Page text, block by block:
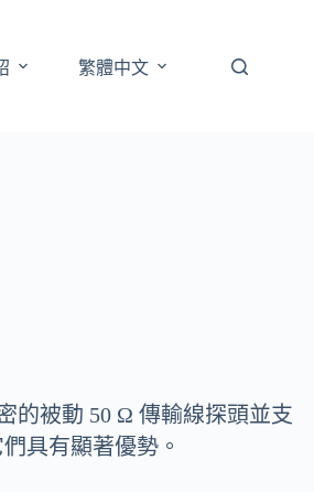
繁體中文
的被動 50 Ω 傳輸線探頭並支
具有顯著優勢。